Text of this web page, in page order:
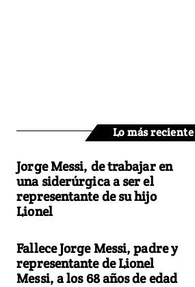
Lo más reciente
Jorge Messi, de trabajar en
una siderúrgica a ser el
representante de su hijo
Lionel
Fallece Jorge Messi, padre y
representante de Lionel
Messi, a los 68 años de edad